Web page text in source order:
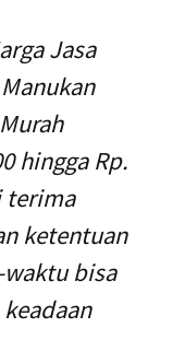
Jasa
hingga Rp.
terima
ketentuan
bisa